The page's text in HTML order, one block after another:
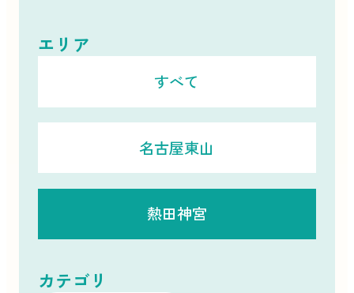
エリア
すべて
名古屋東山
熱田神宮
カテゴリ